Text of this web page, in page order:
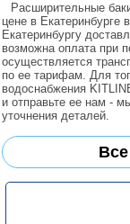
Расширительные
цене в Екатеринбурге
Екатеринбургу
возможна оплата при
осуществляется
по ее тарифам. Для
водоснабжения
и отправьте ее нам -
уточнения деталей.